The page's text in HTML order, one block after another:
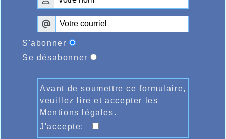
S'abonner
Se désabonner
Avant de soumettre ce formulaire,
veuillez lire et accepter les
Mentions légales.
J'accepte: